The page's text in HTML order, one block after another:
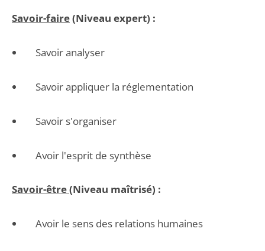
Savoir-faire(Niveau expert) :
Savoir analyser
Savoir appliquer la réglementation
Savoir s'organiser
Avoir l'esprit de synthèse
Savoir-être(Niveau maîtrisé) :
Avoir le sens des relations humaines